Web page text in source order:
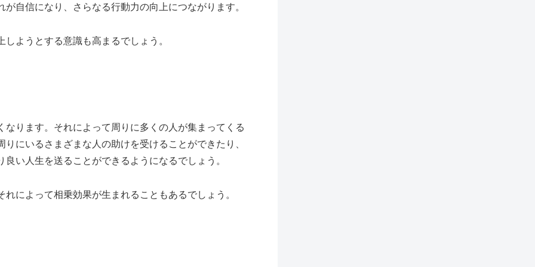
自信になり、さらなる行動力の向上につながります。
ようとする意識も高まるでしょう。
ります。それによって周りに多くの人が集まってくる
にいるさまざまな人の助けを受けることができたり、
良い人生を送ることができるようになるでしょう。
によって相乗効果が生まれることもあるでしょう。